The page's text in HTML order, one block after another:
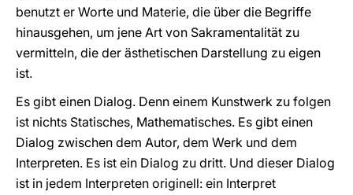
benutzt er Worte und Materie, die über die Begriffe
hinausgehen, um jene Art von Sakramentalität zu
vermitteln, die der ästhetischen Darstellung zu eigen
ist.
Es gibt einen Dialog. Denn einem Kunstwerk zu folgen
ist nichts Statisches, Mathematisches. Es gibt einen
Dialog zwischen dem Autor, dem Werk und dem
Interpreten. Es ist ein Dialog zu dritt. Und dieser Dialog
ist in jedem Interpreten originell: ein Interpret